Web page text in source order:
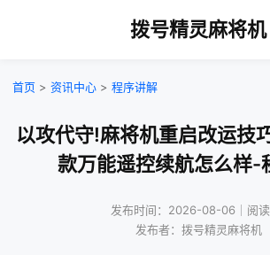
拨号精灵麻将机
首页 > 资讯中心 > 程序讲解
以攻代守!麻将机重启改运技
款万能遥控续航怎么样-
发布时间：2026-08-06｜阅读
发布者：拨号精灵麻将机